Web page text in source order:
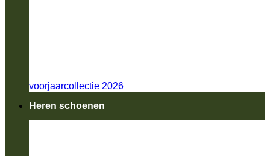
voorjaarcollectie 2026
Heren schoenen